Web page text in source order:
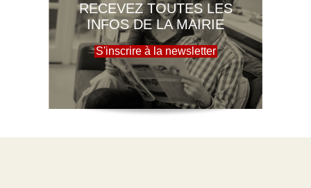
RECEVEZ TOUTES LES
INFOS DE LA MAIRIE
S'inscrire à la newsletter